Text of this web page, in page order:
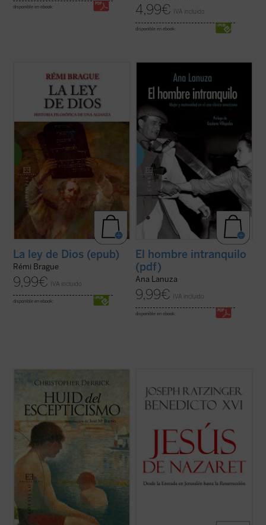
disponible en ebook: 4,99€ IVA incluido
disponible en ebook:
Hoy la idea de ley divina se ha vuelto
extraña e incluso, para algunos, ofensiva.
Sin embargo, ha dominado las creencias y
las costumbres durante casi tres milenios.
La alianza entre Dios y la ley, forjada en la
Grecia antigua y en la tradición ... (ver
La ley de Dios (epub)
Rémi Brague
9,99€ IVA incluido
disponible en ebook:
películas de todos los tiempos se produce
en los años del
New Deal
americano, un
tiempo de turbulencias políticas, sociales y
económicas en el que se sentaron las
bases de nuestra actual sociedad ...
ficha)
El hombre intranquilo
(pdf)
Ana Lanuza
9,99€ IVA incluido
disponible en ebook:
Derrick, discípulo de C.S. Lewis, nos ofrece
en este pequeño libro ya clásico una
profunda e inquietante reflexión sobre la
educación moderna. Su punto de partida es
la visita a uncollege ...(ver ficha)
sus discípulos, con el mundo. En su
ascensión Él viene para elevarnos por
encima de nosotros mismos y abrir el